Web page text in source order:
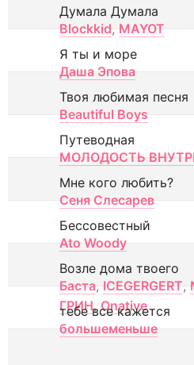
Думала Думала
Blockkid, MAYOT
Я ты и море
Даша Эпова
Твоя любимая песня
Beautiful Boys
Путеводная
МОЛОДОСТЬ
Мне кого любить?
Сеня Слесарев
Бессовестный
Ato Woody
Возле дома твоего
Баста, ICEGERGERT,
ГРИН, Onative
тебе все кажется
большеменьше